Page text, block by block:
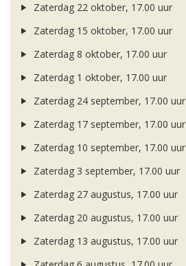
Zaterdag 22 oktober, 17.00 uur
Zaterdag 15 oktober, 17.00 uur
Zaterdag 8 oktober, 17.00 uur
Zaterdag 1 oktober, 17.00 uur
Zaterdag 24 september, 17.00 uur
Zaterdag 17 september, 17.00 uur
Zaterdag 10 september, 17.00 uur
Zaterdag 3 september, 17.00 uur
Zaterdag 27 augustus, 17.00 uur
Zaterdag 20 augustus, 17.00 uur
Zaterdag 13 augustus, 17.00 uur